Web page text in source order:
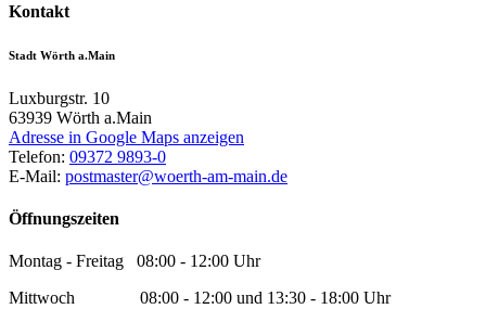
Kontakt
Stadt Wörth a.Main
Luxburgstr. 10
63939 Wörth a.Main
Adresse in Google Maps anzeigen
Telefon: 09372 9893-0
E-Mail: postmaster@woerth-am-main.de
Öffnungszeiten
Montag - Freitag 08:00 - 12:00 Uhr
Mittwoch 08:00 - 12:00 und 13:30 - 18:00 Uhr